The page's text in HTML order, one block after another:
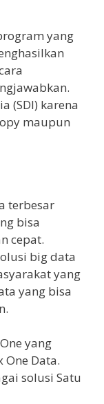
yang
(SDI) karena
maupun
terbesar
bisa
cepat.
big data
yang
yang bisa
yang
Data.
solusi Satu